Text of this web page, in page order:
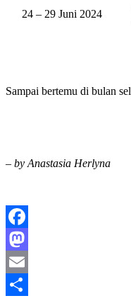
24 – 29 Juni 2024
Sampai bertemu di bulan
– by Anastasia Herlyna
Facebook
Mastodon
Email